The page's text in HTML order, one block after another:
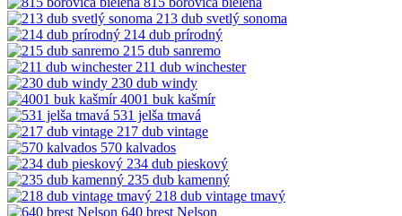
213 dub svetlý sonoma
214 dub prírodný
215 dub sanremo
211 dub winchester
230 dub windy
4001 buk kašmír
531 jelša tmavá
217 dub vintage
570 kalvados
234 dub pieskový
235 dub kamenný
218 dub vintage tmavý
640 brest Nelson